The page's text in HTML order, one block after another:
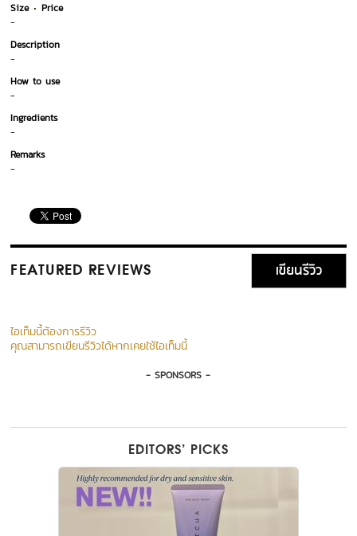
Size
Price
-
Description
-
How to use
-
Ingredients
-
Remarks
-
FEATURED REVIEWS เขียนรีวิว
ไอเท็มนี้ต้องการรีวิว
คุณสามารถเขียนรีวิวได้หากเคยใช้ไอเท็มนี้
- SPONSORS -
EDITORS’ PICKS